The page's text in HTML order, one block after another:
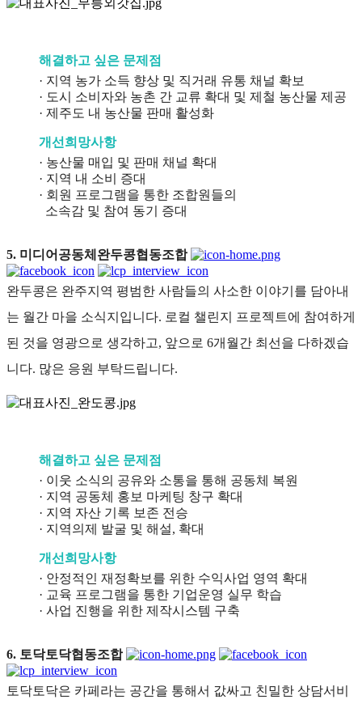
해결하고 싶은 문제점
· 지역 농가 소득 향상 및 직거래 유통 채널 확보
· 도시 소비자와 농촌 간 교류 확대 및 제철 농산물 제공
· 제주도 내 농산물 판매 활성화
개선희망사항
· 농산물 매입 및 판매 채널 확대
· 지역 내 소비 증대
· 회원 프로그램을 통한 조합원들의
소속감 및 참여 동기 증대
5. 미디어공동체완두콩협동조합
완두콩은 완주지역 평범한 사람들의 사소한 이야기를 담아내
는 월간 마을 소식지입니다. 로컬 챌린지 프로젝트에 참여하게
된 것을 영광으로 생각하고, 앞으로 6개월간 최선을 다하겠습
니다. 많은 응원 부탁드립니다.
해결하고 싶은 문제점
· 이웃 소식의 공유와 소통을 통해 공동체 복원
· 지역 공동체 홍보 마케팅 창구 확대
· 지역 자산 기록 보존 전승
· 지역의제 발굴 및 해설, 확대
개선희망사항
· 안정적인 재정확보를 위한 수익사업 영역 확대
· 교육 프로그램을 통한 기업운영 실무 학습
· 사업 진행을 위한 제작시스템 구축
6. 토닥토닥협동조합
토닥토닥은 카페라는 공간을 통해서 값싸고 친밀한 상담서비